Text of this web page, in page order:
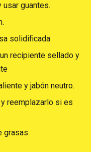
guantes.
solidificada.
recipiente sellado y
y jabón neutro.
reemplazarlo si es
grasas